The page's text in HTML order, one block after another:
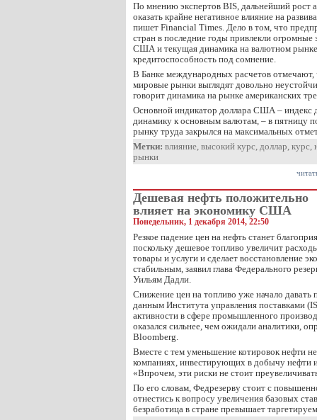
По мнению экспертов BIS, дальнейший рост
оказать крайне негативное влияние на
пишет Financial Times. Дело в том, что
стран в последние годы привлекли огромные
США и текущая динамика на валютном
кредитоспособность под сомнение.
В Банке международных расчетов отмечают,
мировые рынки выглядят довольно
говорит динамика на рынке американских
Основной индикатор доллара США – индекс
динамику к основным валютам, – в пятницу
рынку труда закрылся на максимальных
Метки: влияние, высокий курс, доллар, курс,
рынки
Дешевая нефть положительно
влияет на экономику США
Понедельник, 1 декабря 2014, 22:50
Резкое падение цен на нефть станет
поскольку дешевое топливо увеличит
товары и услуги и сделает восстановление
стабильным, заявил глава Федерального
Уильям Дадли.
Снижение цен на топливо уже начало давать
данным Института управления поставками
активности в сфере промышленного
оказался сильнее, чем ожидали аналитики,
Bloomberg.
Вместе с тем уменьшение котировок нефти
компаниях, инвестирующих в добычу нефти
«Впрочем, эти риски не стоит
По его словам, Федрезерву стоит с
отнестись к вопросу увеличения базовых
безработица в стране превышает